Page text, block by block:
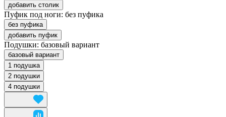
добавить столик
Пуфик под ноги: без пуфика
без пуфика
добавить пуфик
Подушки: базовый вариант
базовый вариант
1 подушка
2 подушки
4 подушки